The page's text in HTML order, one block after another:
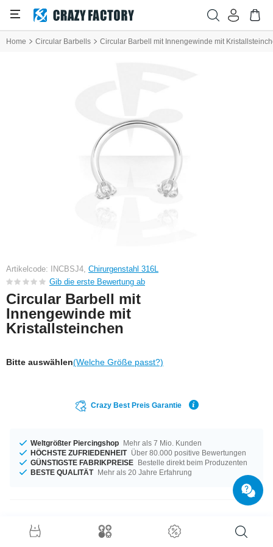
Home Circular Barbells Circular Barbell mit Innengewinde mit
Artikelcode: INCBSJ4, Chirurgenstahl 316L
Gib die erste Bewertung ab
Circular Barbell mit
Innengewinde mit
Kristallsteinchen
Bitte auswählen(Welche Größe passt?)
Crazy Best Preis Garantie
Weltgrößter Piercingshop Mehr als 7 Mio. Kunden
HÖCHSTE ZUFRIEDENHEIT Über 80.000 positive Bewertungen
GÜNSTIGSTE FABRIKPREISE Bestelle direkt beim Produzenten
BESTE QUALITÄT Mehr als 20 Jahre Erfahrung
Produktdetails